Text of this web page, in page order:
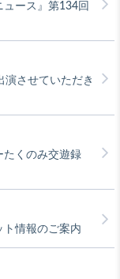
ュース』第134回
演させていただき
たくのみ交遊録
ト情報のご案内